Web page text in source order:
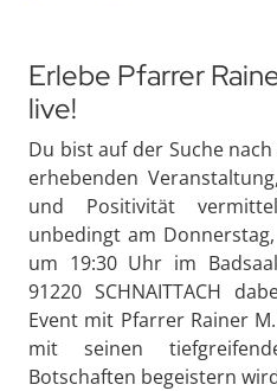
Erlebe Pfarrer
live!
Du bist auf der Suche
erhebenden
und Positivität
unbedingt am
um 19:30 Uhr im
91220 SCHNAITTACH
Event mit Pfarrer Rainer
mit seinen
Botschaften begeistern